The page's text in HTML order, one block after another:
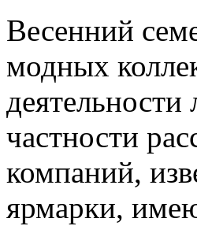
Весенний
модных
частности
компаний,
ярмарки,